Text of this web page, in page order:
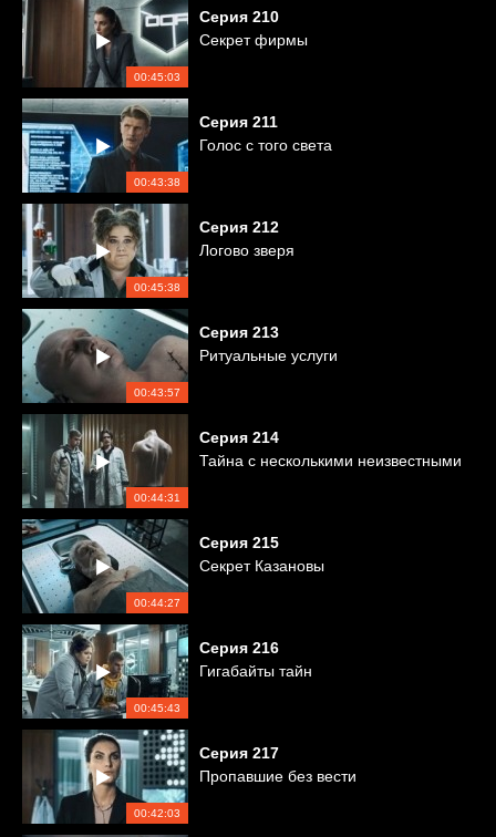
00:45:03
Серия 210
Секрет фирмы
00:43:38
Серия 211
Голос с того света
00:45:38
Серия 212
Логово зверя
00:43:57
Серия 213
Ритуальные услуги
00:44:31
Серия 214
Тайна с несколькими неизвестными
00:44:27
Серия 215
Секрет Казановы
00:45:43
Серия 216
Гигабайты тайн
00:42:03
Серия 217
Пропавшие без вести